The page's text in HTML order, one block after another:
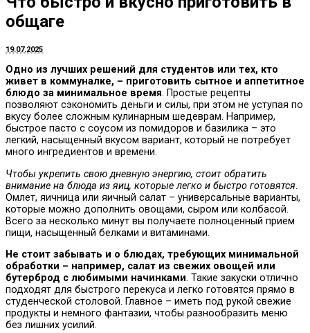
общаге
19.07.2025
Одно из лучших решений для студентов или тех, кто
живет в коммуналке, – приготовить сытное и аппетитное
блюдо за минимальное время. Простые рецепты
позволяют сэкономить деньги и силы, при этом не уступая по
вкусу более сложным кулинарным шедеврам. Например,
быстрое пасто с соусом из помидоров и базилика – это
легкий, насыщенный вкусом вариант, который не потребует
много ингредиентов и времени.
Чтобы укрепить свою дневную энергию, стоит обратить
внимание на блюда из яиц, которые легко и быстро готовятся.
Омлет, яичница или яичный салат – универсальные варианты,
которые можно дополнить овощами, сыром или колбасой.
Всего за несколько минут вы получаете полноценный прием
пищи, насыщенный белками и витаминами.
Не стоит забывать и о блюдах, требующих минимальной
обработки – например, салат из свежих овощей или
бутерброд с любимыми начинками. Такие закуски отлично
подходят для быстрого перекуса и легко готовятся прямо в
студенческой столовой. Главное – иметь под рукой свежие
продукты и немного фантазии, чтобы разнообразить меню
без лишних усилий.